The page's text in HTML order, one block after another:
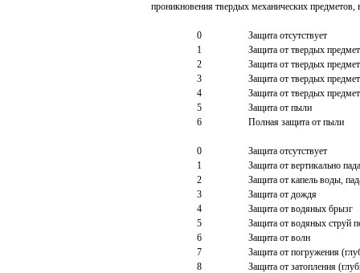
проникновения твердых механических предметов,
0
Защита отсутствует
1
Защита от твердых
2
Защита от твердых
3
Защита от твердых
4
Защита от твердых
5
Защита от пыли
6
Полная защита от пыли
0
Защита отсутствует
1
Защита от вертикально
2
Защита от капель воды,
3
Защита от дождя
4
Защита от водяных брызг
5
Защита от водяных струй
6
Защита от волн
7
Защита от погружения
8
Защита от затопления